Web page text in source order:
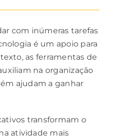
com inúmeras tarefas
é um apoio para
as ferramentas de
na organização
ajudam a ganhar
transformam o
atividade mais